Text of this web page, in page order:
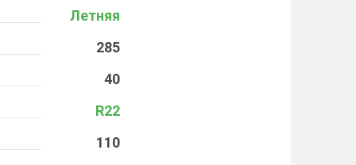
Летняя
285
40
R22
110